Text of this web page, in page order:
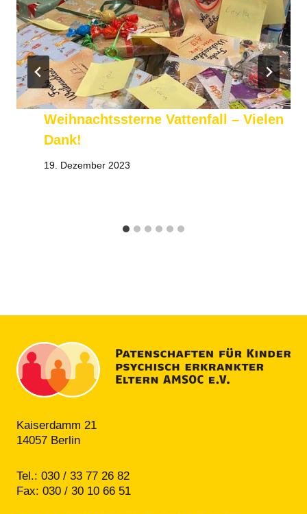
Weihnachtssterne Vattenfall – Vielen
Dank!
19. Dezember 2023
Kaiserdamm 21
14057 Berlin
Tel.: 030 / 33 77 26 82
Fax: 030 / 30 10 66 51